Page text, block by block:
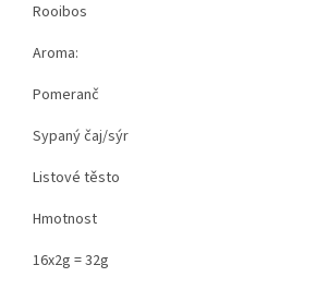
Rooibos
Aroma:
Pomeranč
Sypaný čaj/sýr
Listové těsto
Hmotnost
16x2g = 32g